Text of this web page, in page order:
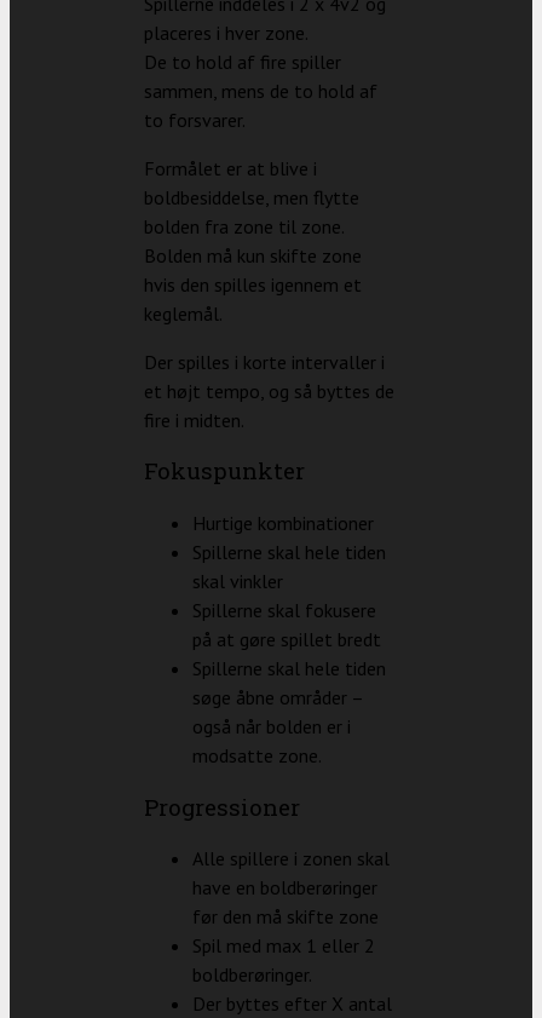
placeres i hver zone.
De to hold af fire spiller
sammen, mens de to hold af
to forsvarer.
Formålet er at blive i
boldbesiddelse, men flytte
bolden fra zone til zone.
Bolden må kun skifte zone
hvis den spilles igennem et
keglemål.
Der spilles i korte intervaller i
et højt tempo, og så byttes de
fire i midten.
Fokuspunkter
Hurtige kombinationer
Spillerne skal hele tiden
skal vinkler
Spillerne skal fokusere
på at gøre spillet bredt
Spillerne skal hele tiden
søge åbne områder –
også når bolden er i
modsatte zone.
Progressioner
Alle spillere i zonen skal
have en boldberøringer
før den må skifte zone
Spil med max 1 eller 2
boldberøringer.
Der byttes efter X antal